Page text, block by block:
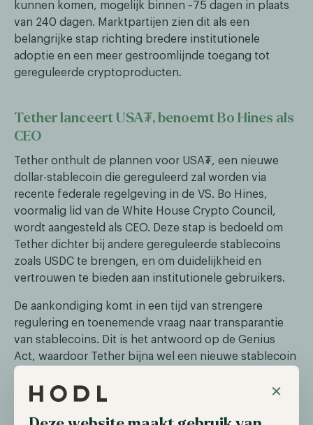
×
kunnen komen, mogelijk binnen ~75 dagen in plaats
van 240 dagen. Marktpartijen zien dit als een
belangrijke stap richting bredere institutionele
adoptie en een meer gestroomlijnde toegang tot
gereguleerde cryptoproducten.
Tether lanceert USA₮, benoemt Bo Hines als
CEO
Tether onthult de plannen voor USA₮, een nieuwe
dollar-stablecoin die gereguleerd zal worden via
recente federale regelgeving in de VS. Bo Hines,
voormalig lid van de White House Crypto Council,
wordt aangesteld als CEO. Deze stap is bedoeld om
Tether dichter bij andere gereguleerde stablecoins
zoals USDC te brengen, en om duidelijkheid en
vertrouwen te bieden aan institutionele gebruikers.
De aankondiging komt in een tijd van strengere
regulering en toenemende vraag naar transparantie
van stablecoins. Dit is het antwoord op de Genius
Act, waardoor Tether bijna wel een nieuwe stablecoin
volgens Amerikaanse wetgeving diende te lanceren.
Santander’s Openbank lanceert Bitcoin en